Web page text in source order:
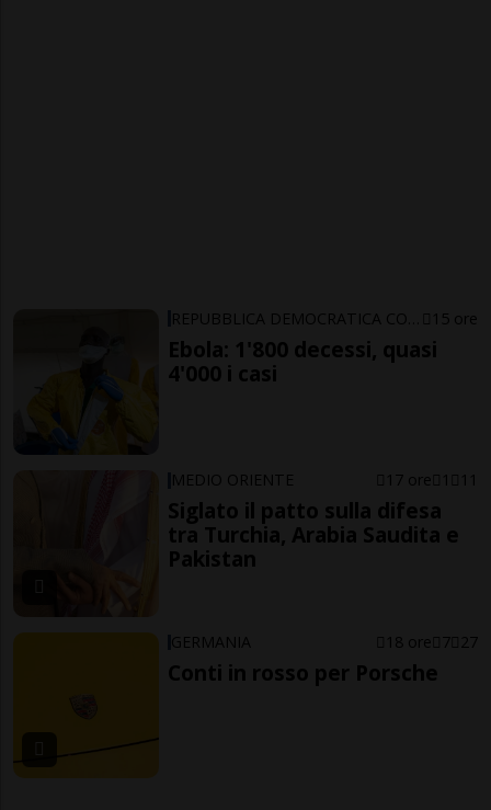
15 ore
Ebola: 1'800 decessi, quasi
4'000 i casi
MEDIO ORIENTE 17 ore 1 11
Siglato il patto sulla difesa
tra Turchia, Arabia Saudita e
Pakistan
GERMANIA 18 ore 7 27
Conti in rosso per Porsche